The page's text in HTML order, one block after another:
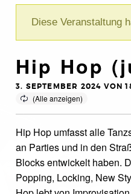
Diese Veranstaltung
Hip Hop
3. SEPTEMBER 2024 VON
Hip Hop umfasst alle
an Parties und in den
Blocks entwickelt haben.
Popping, Locking, New